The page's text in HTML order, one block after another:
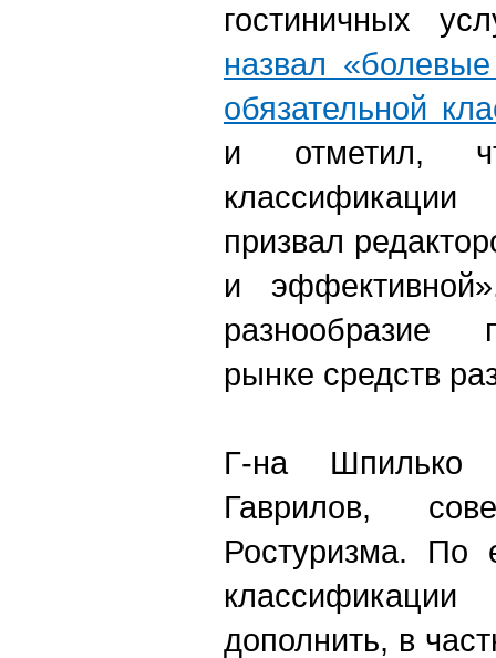
гостиничных
назвал
обязательной
и отметил,
призвал
и
разнообразие
рынке средств
Г-на Шпилько
Гаврилов,
Ростуризма. По
дополнить, в